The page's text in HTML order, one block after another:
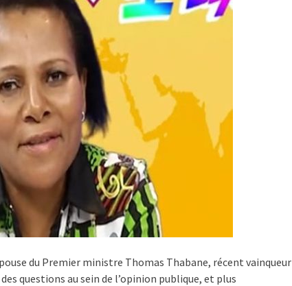
du Premier ministre Thomas Thabane, récent vainqueur
questions au sein de l’opinion publique, et plus